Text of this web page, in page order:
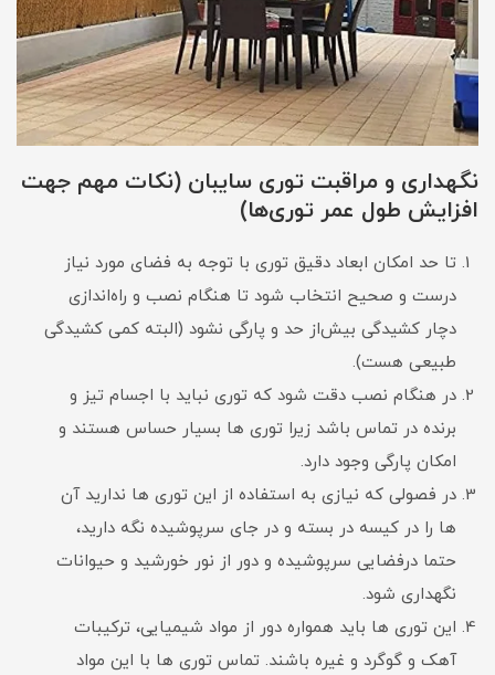
نگهداری و مراقبت توری سایبان (نکات مهم جهت
افزایش طول عمر توری‌ها)
تا حد امکان ابعاد دقیق توری با توجه به فضای مورد نیاز
درست و صحیح انتخاب شود تا هنگام نصب و راه‌اندازی
دچار کشیدگی بیش‌از حد و پارگی نشود (البته کمی کشیدگی
طبیعی هست).
در هنگام نصب دقت شود که توری نباید با اجسام تیز و
برنده در تماس باشد زیرا توری ها بسیار حساس هستند و
امکان پارگی وجود دارد.
در فصولی که نیازی به استفاده از این توری ها ندارید آن
ها را در کیسه در بسته و در جای سرپوشیده نگه دارید،
حتما درفضایی سرپوشیده و دور از نور خورشید و حیوانات
نگهداری شود.
این توری ها باید همواره دور از مواد شیمیایی، ترکیبات
آهک و گوگرد و غیره باشند. تماس توری ها با این مواد